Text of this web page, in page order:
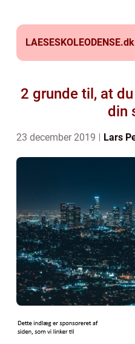
LAESESKOLEODENSE.dk
2 grunde til, at
din
23 december 2019 Lars